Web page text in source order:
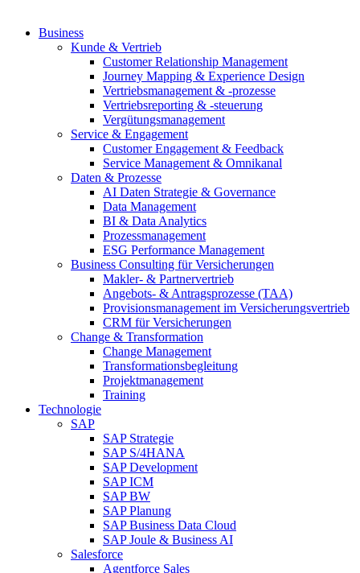
Business
Kunde & Vertrieb
Customer Relationship Management
Journey Mapping & Experience Design
Vertriebsmanagement & -prozesse
Vertriebsreporting & -steuerung
Vergütungsmanagement
Service & Engagement
Customer Engagement & Feedback
Service Management & Omnikanal
Daten & Prozesse
AI Daten Strategie & Governance
Data Management
BI & Data Analytics
Prozessmanagement
ESG Performance Management
Business Consulting für Versicherungen
Makler- & Partnervertrieb
Angebots- & Antragsprozesse (TAA)
Provisionsmanagement im Versicherungsvertrieb
CRM für Versicherungen
Change & Transformation
Change Management
Transformationsbegleitung
Projektmanagement
Training
Technologie
SAP
SAP Strategie
SAP S/4HANA
SAP Development
SAP ICM
SAP BW
SAP Planung
SAP Business Data Cloud
SAP Joule & Business AI
Salesforce
Agentforce Sales